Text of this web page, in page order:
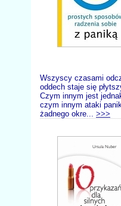
Wszyscy czasami
oddech staje się
Czym innym jest
czym innym ataki
żadnego okre... >>>